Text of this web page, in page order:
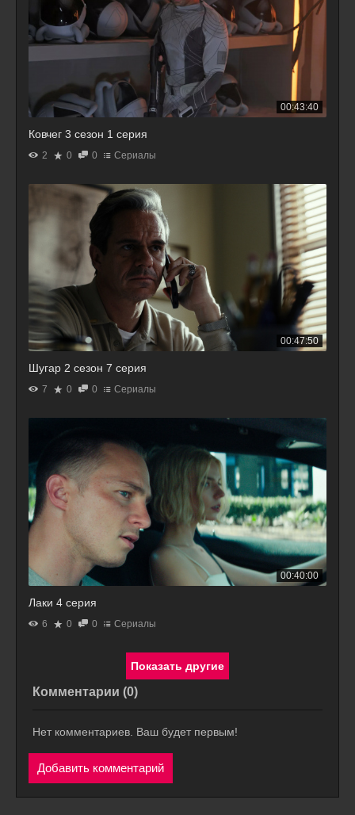
00:43:40
Ковчег 3 сезон 1 серия
2 0 0 Сериалы
00:47:50
Шугар 2 сезон 7 серия
7 0 0 Сериалы
00:40:00
Лаки 4 серия
6 0 0 Сериалы
Комментарии (0)
Нет комментариев. Ваш будет первым!
Добавить комментарий